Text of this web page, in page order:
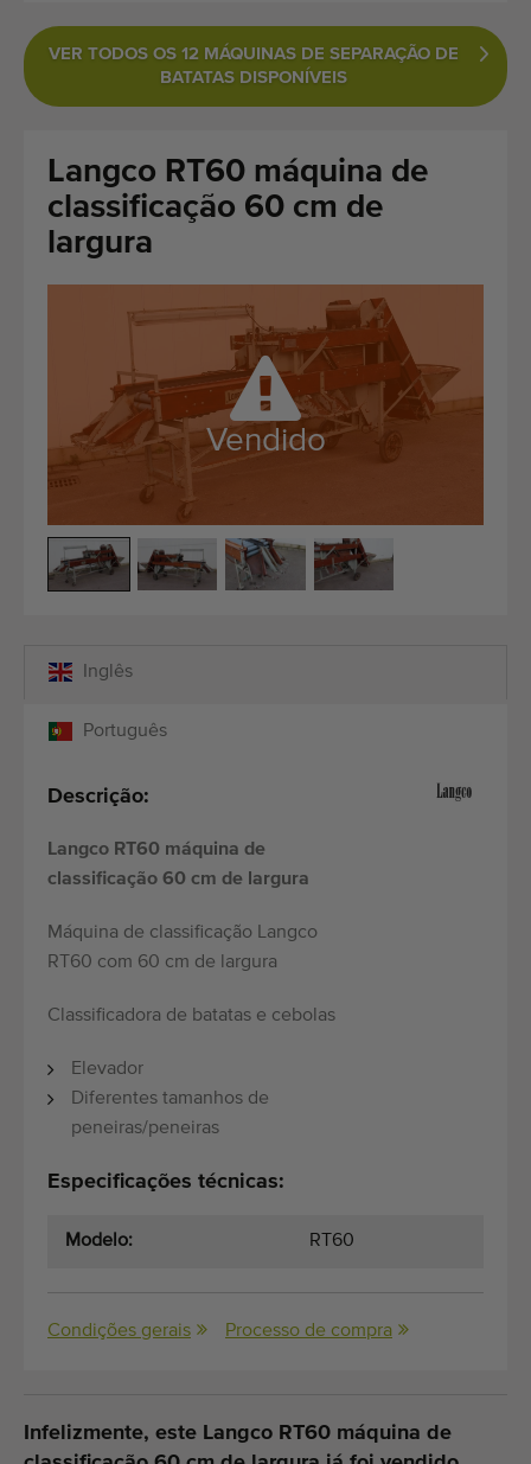
Maquinaria
Sobre nós
FAQ
Contacto
Equipamento de qualidade
Pessoal qualificado
Entregas em todo o mundo
Desde 1977
VER TODOS OS 12 MÁQUINAS DE SEPARAÇÃO DE
BATATAS DISPONÍVEIS
Langco RT60 máquina de
classificação 60 cm de
largura
Vendido
Português
Inglês
Descrição:
Langco RT60 máquina de
classificação 60 cm de largura
Máquina de classificação Langco
RT60 com 60 cm de largura
Classificadora de batatas e cebolas
Elevador
Diferentes tamanhos de
peneiras/peneiras
Especificações técnicas:
Modelo: RT60
Condições gerais Processo de compra
Infelizmente, este Langco RT60 máquina de